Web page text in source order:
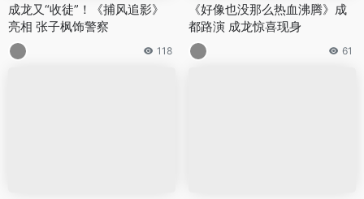
成龙又“收徒”！《捕风追影》
亮相 张子枫饰警察
118
《好像也没那么热血沸腾》成
都路演 成龙惊喜现身
61